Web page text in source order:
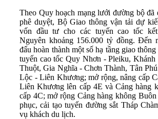
Theo Quy hoạch mạng lưới đường bộ đã
phê duyệt, Bộ Giao thông vận tải dự
vốn đầu tư cho các tuyến cao tốc
Nguyên khoảng 156.000 tỷ đồng. Đến
đấu hoàn thành một số hạ tầng giao
tuyến cao tốc Quy Nhơn - Pleiku,
Thuột, Gia Nghĩa - Chơn Thành, Tân
Lộc - Liên Khương; mở rộng, nâng cấp
Liên Khương lên cấp 4E và Cảng hàng
cấp 4C; mở rộng Cảng hàng không
phục, cải tạo tuyến đường sắt Tháp
vụ khách du lịch.